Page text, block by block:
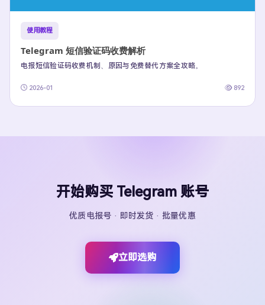
使用教程
Telegram 短信验证码收费解析
电报短信验证码收费机制、原因与免费替代方案全攻略。
2026-01 892
开始购买 Telegram 账号
优质电报号 · 即时发货 · 批量优惠
立即选购